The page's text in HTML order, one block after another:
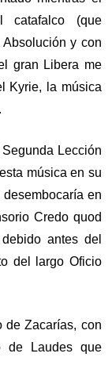
catafalco (que
y con
gran Libera me
Kyrie, la música
Lección
música en su
en
Credo quod
antes del
del largo Oficio
de Zacarías, con
de Laudes que